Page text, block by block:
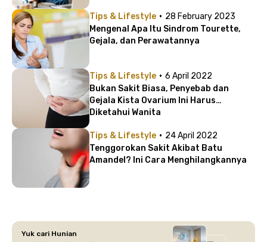
Tips & Lifestyle · 28 February 2023
Mengenal Apa Itu Sindrom Tourette,
Gejala, dan Perawatannya
Tips & Lifestyle · 6 April 2022
Bukan Sakit Biasa, Penyebab dan
Gejala Kista Ovarium Ini Harus
Diketahui Wanita
Tips & Lifestyle · 24 April 2022
Tenggorokan Sakit Akibat Batu
Amandel? Ini Cara Menghilangkannya
Yuk cari Hunian